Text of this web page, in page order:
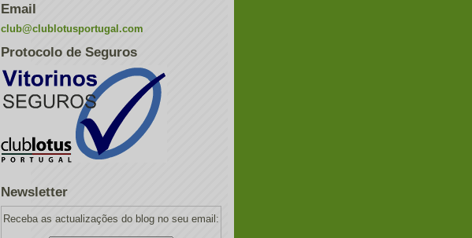
Email
club@clublotusportugal.com
Protocolo de Seguros
Newsletter
Receba as actualizações do blog no seu email: